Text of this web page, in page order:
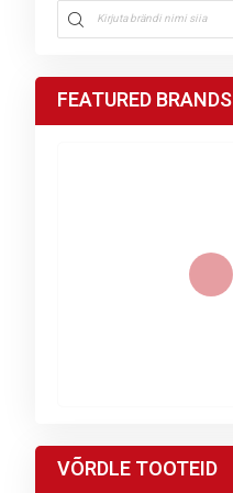
FEATURED BRANDS
VÕRDLE TOOTEID